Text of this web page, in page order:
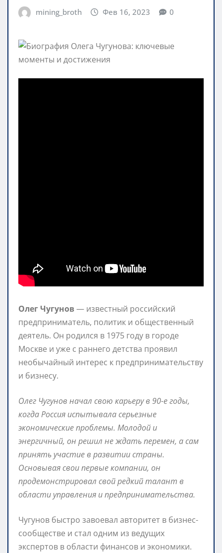
mining_broth Фев 16, 2023 0
Олег Чугунов— известный российский
предприниматель, политик и общественный
деятель. Он родился в 1975 году в городе
Москве и уже с раннего детства проявил
необычайный интерес к предпринимательству
и бизнесу.
Олег Чугунов начал свою карьеру в 90-е годы,
когда Россия испытывала серьезные
экономические проблемы. Молодой и
энергичный, он решил не ждать перемен, а сам
принять участие в развитии страны.
Основывая свои первые компании, он
продемонстрировал свой редкий талант в
области управления и предпринимательства.
Чугунов быстро завоевал авторитет в бизнес-
сообществе и стал одним из ведущих
экспертов в области финансов и экономики.